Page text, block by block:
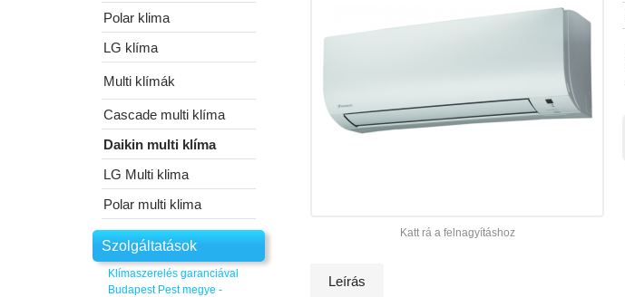
Katt rá a felnagyításhoz
Leírás
Polar klima
LG klíma
Multi klímák
Cascade multi klíma
Daikin multi klíma
LG Multi klima
Polar multi klima
Szolgáltatások
Klímaszerelés garanciával
Budapest Pest megye -